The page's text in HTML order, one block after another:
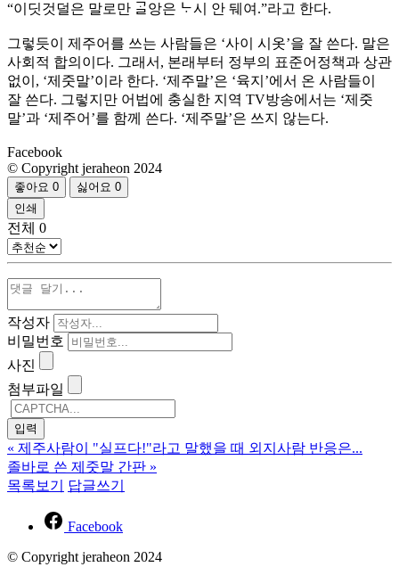
“이딧것덜은 말로만 ᄀᆞᆯ앙은 ᄂᆞ시 안 뒈여.”라고 한다.
그렇듯이 제주어를 쓰는 사람들은 ‘사이 시옷’을 잘 쓴다. 말은
사회적 합의이다. 그래서, 본래부터 정부의 표준어정책과 상관
없이, ‘제줏말’이라 한다. ‘제주말’은 ‘육지’에서 온 사람들이
잘 쓴다. 그렇지만 어법에 충실한 지역 TV방송에서는 ‘제줏
말’과 ‘제주어’를 함께 쓴다. ‘제주말’은 쓰지 않는다.
Facebook
© Copyright jeraheon 2024
좋아요 0 싫어요 0
인쇄
전체 0
작성자
비밀번호
사진
첨부파일
« 제주사람이 "실프다!"라고 말했을 때 외지사람 반응은...
졸바로 쓴 제줏말 간판 »
목록보기
답글쓰기
Facebook
© Copyright jeraheon 2024